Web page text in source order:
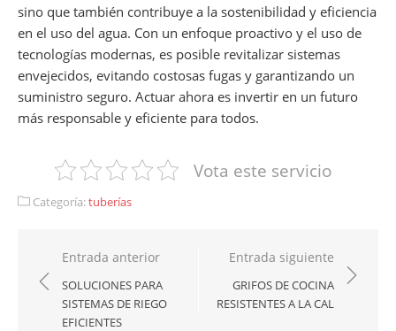
sino que también contribuye a la sostenibilidad y eficiencia
en el uso del agua. Con un enfoque proactivo y el uso de
tecnologías modernas, es posible revitalizar sistemas
envejecidos, evitando costosas fugas y garantizando un
suministro seguro. Actuar ahora es invertir en un futuro
más responsable y eficiente para todos.
Vota este servicio
Categoría:tuberías
Navegación
de
entradas
Entrada anterior
SOLUCIONES PARA
SISTEMAS DE RIEGO
EFICIENTES
Entrada siguiente
GRIFOS DE COCINA
RESISTENTES A LA CAL